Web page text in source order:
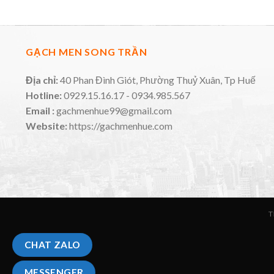
GẠCH MEN SONG TRẦN
Địa chỉ:40 Phan Đình Giót, Phường Thuỷ Xuân, Tp Huế
Hotline:0929.15.16.17 - 0934.985.567
Email :gachmenhue99@gmail.com
Website:https://gachmenhue.com
CHAT ZALO